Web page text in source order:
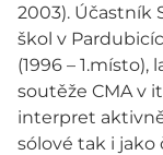
2003). Účastník
škol v
(1996 –
soutěže CMA v
interpret
sólové tak i